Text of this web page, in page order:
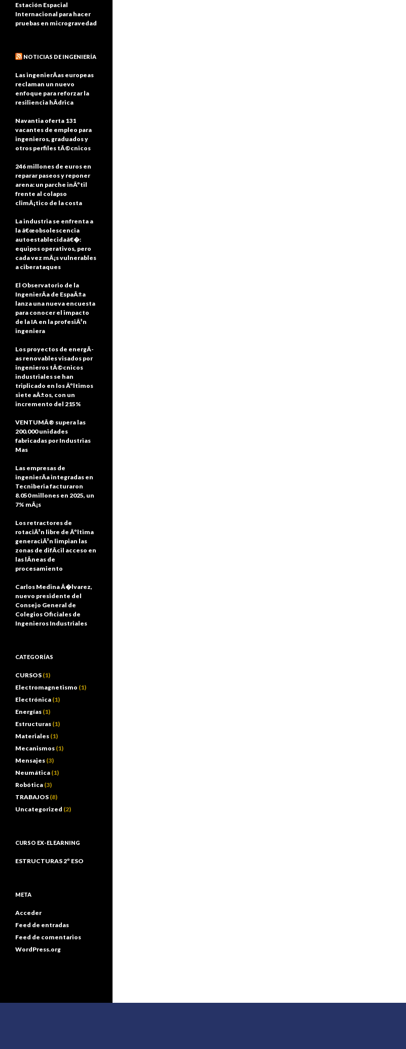
Estación Espacial
Internacional para hacer
pruebas en microgravedad
NOTICIAS DE INGENIERÍA
Las ingenierÃ­as europeas
reclaman un nuevo
enfoque para reforzar la
resiliencia hÃ­drica
Navantia oferta 131
vacantes de empleo para
ingenieros, graduados y
otros perfiles tÃ©cnicos
246 millones de euros en
reparar paseos y reponer
arena: un parche inÃºtil
frente al colapso
climÃ¡tico de la costa
La industria se enfrenta a
la â€œobsolescencia
autoestablecidaâ€�:
equipos operativos, pero
cada vez mÃ¡s vulnerables
a ciberataques
El Observatorio de la
IngenierÃ­a de EspaÃ±a
lanza una nueva encuesta
para conocer el impacto
de la IA en la profesiÃ³n
ingeniera
Los proyectos de energÃ­
as renovables visados por
ingenieros tÃ©cnicos
industriales se han
triplicado en los Ãºltimos
siete aÃ±os, con un
incremento del 215%
VENTUMÂ® supera las
200.000 unidades
fabricadas por Industrias
Mas
Las empresas de
ingenierÃ­a integradas en
Tecniberia facturaron
8.050 millones en 2025, un
7% mÃ¡s
Los retractores de
rotaciÃ³n libre de Ãºltima
generaciÃ³n limpian las
zonas de difÃ­cil acceso en
las lÃ­neas de
procesamiento
Carlos Medina Ã�lvarez,
nuevo presidente del
Consejo General de
Colegios Oficiales de
Ingenieros Industriales
CATEGORÍAS
CURSOS (1)
Electromagnetismo (1)
Electrónica (1)
Energías (1)
Estructuras (1)
Materiales (1)
Mecanismos (1)
Mensajes (3)
Neumática (1)
Robótica (3)
TRABAJOS (8)
Uncategorized (2)
CURSO EX-ELEARNING
ESTRUCTURAS 2º ESO
META
Acceder
Feed de entradas
Feed de comentarios
WordPress.org